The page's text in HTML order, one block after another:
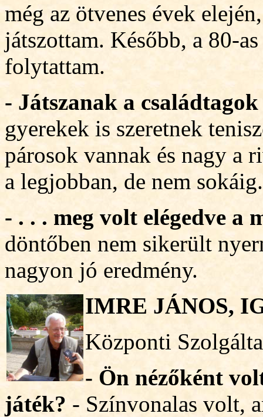
még az ötvenes évek
játszottam. Később, a 80-
folytattam.
- Játszanak a
gyerekek is szeretnek
párosok vannak és nagy a
a legjobban, de nem sokáig.
- . . . meg volt elégedve a
döntőben nem sikerült
nagyon jó eredmény.
IMRE JÁNOS,
Központi
- Ön nézőként
játék? - Színvonalas volt,